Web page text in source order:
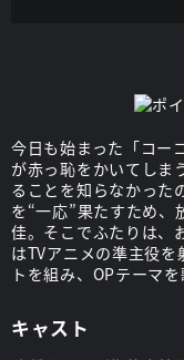
今日も始まった「コー
が赤っ恥をかいてしま
ることを知らなかった
を“一応”果たすため、
佳。そこでふたりは、
はTVアニメの準主役
トを組み、OPテーマ
キャスト